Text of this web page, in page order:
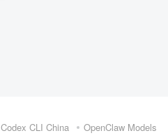
Codex CLI China
OpenClaw Models